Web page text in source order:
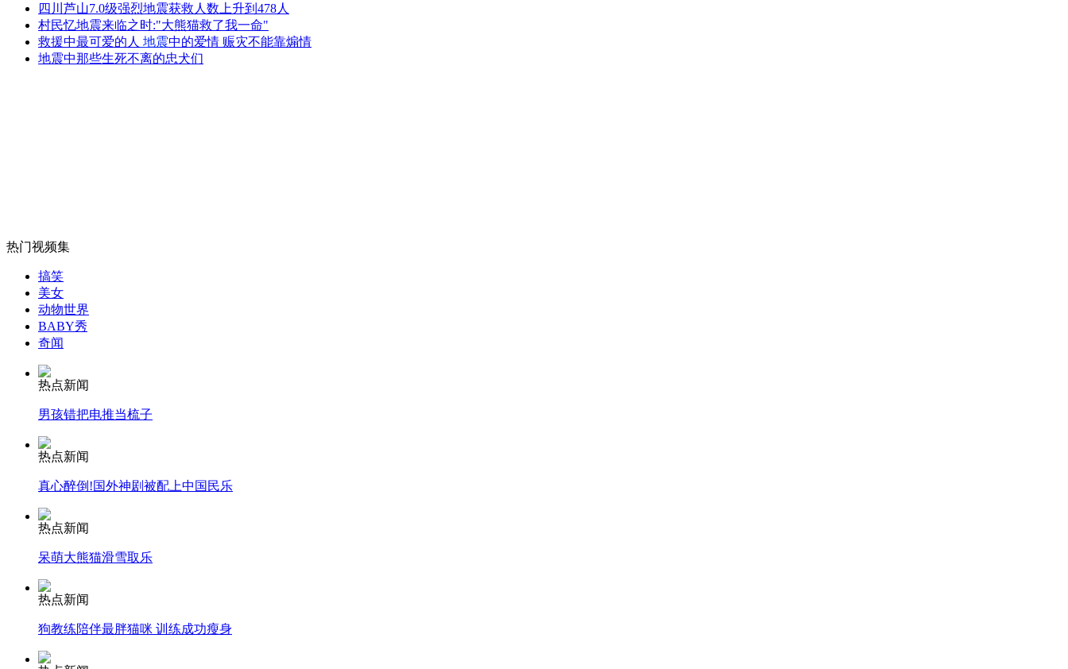
郎平：从“铁榔头”到冠军教头
女孩北京地铁殴打老人 痛下狠手拳打脚踢
无痛分娩是否安全 医生回应
外交部：反对强权政治霸凌主义
外交部：有关国家言论片面不公正
安徽一实载49人客车翻车
走！跟着总书记去植树
消防员救轻生者 花炮节热闹非凡 减压"枕头大战"
四川芦山7.0级强烈地震获救人数上升到478人
村民忆地震来临之时:"大熊猫救了我一命"
救援中最可爱的人 地震中的爱情 赈灾不能靠煽情
地震中那些生死不离的忠犬们
热门视频集
搞笑
美女
动物世界
BABY秀
奇闻
热点新闻
男孩错把电推当梳子
热点新闻
真心醉倒!国外神剧被配上中国民乐
热点新闻
呆萌大熊猫滑雪取乐
热点新闻
狗教练陪伴最胖猫咪 训练成功瘦身